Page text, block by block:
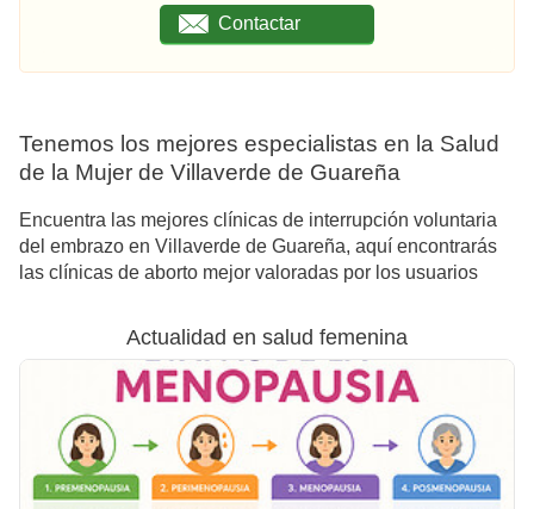
Contactar
Tenemos los mejores especialistas en la Salud
de la Mujer de Villaverde de Guareña
Encuentra las mejores clínicas de interrupción voluntaria
del embrazo en Villaverde de Guareña, aquí encontrarás
las clínicas de aborto mejor valoradas por los usuarios
Actualidad en salud femenina